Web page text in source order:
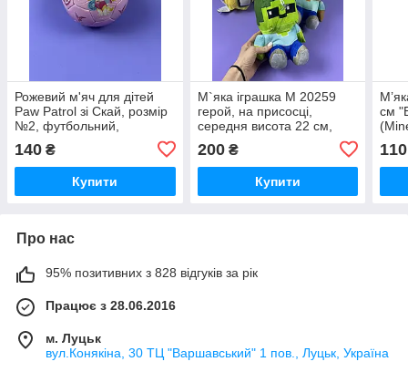
Рожевий м'яч для дітей
Paw Patrol зі Скай, розмір
№2, футбольний,
(PP2510)
140 ₴
Купити
М`яка іграшка M 20259
герой, на присосці,
середня висота 22 см,
200₴
Купити
см
для
110
Про нас
95% позитивних з 828 відгуків за рік
Працює з 28.06.2016
м. Луцьк
вул.Конякіна, 30 ТЦ "Варшавський" 1 пов., Луцьк, Україна